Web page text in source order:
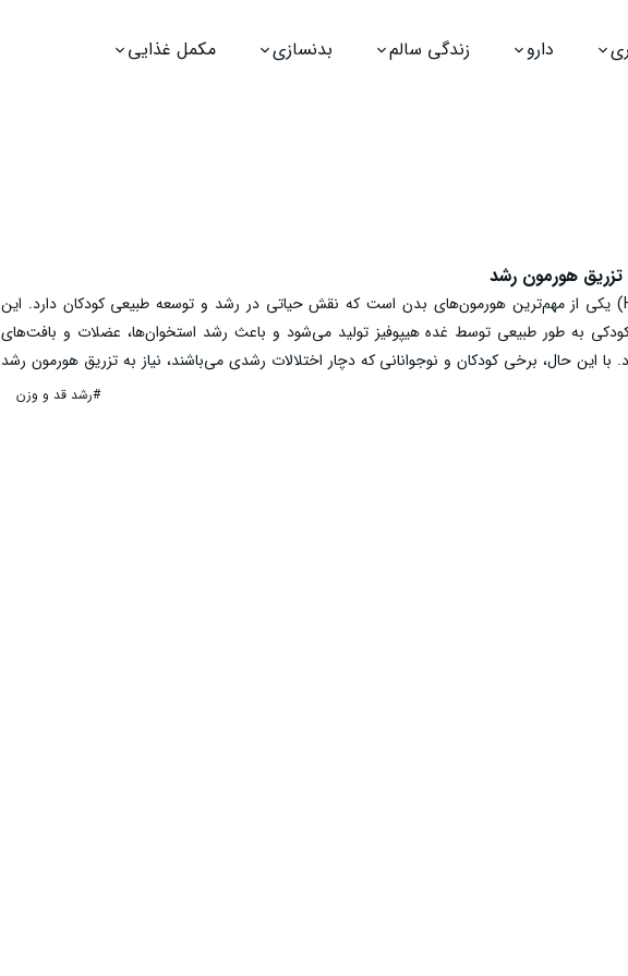
دارو زندگی سالم بدنسازی مکمل غذایی
هورمون رشد
هورمون رشد (HGH) یکی از مهم‌ترین هورمون‌های بدن است که نقش حیاتی در رشد و توسعه طبیعی کودکان دارد. این
به طور طبیعی توسط غده هیپوفیز تولید می‌شود و باعث رشد استخوان‌ها، عضلات و بافت‌های
این حال، برخی کودکان و نوجوانانی که دچار اختلالات رشدی می‌باشند، نیاز به تزریق هورمون رشد
این هورمون دارند. اما این پرسش وجود دارد بهترین سن برای تزریق هورمون رشد چه زمانی است؟ آیا این
#رشد قد و وزن